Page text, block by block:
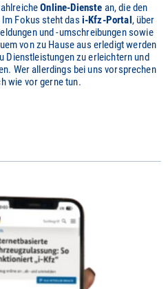
Online-Dienste an, die den
Fokus steht das i-Kfz-Portal, über
und -umschreibungen sowie
von zu Hause aus erledigt werden
Dienstleistungen zu erleichtern und
Wer allerdings bei uns vorsprechen
wie vor gerne tun.